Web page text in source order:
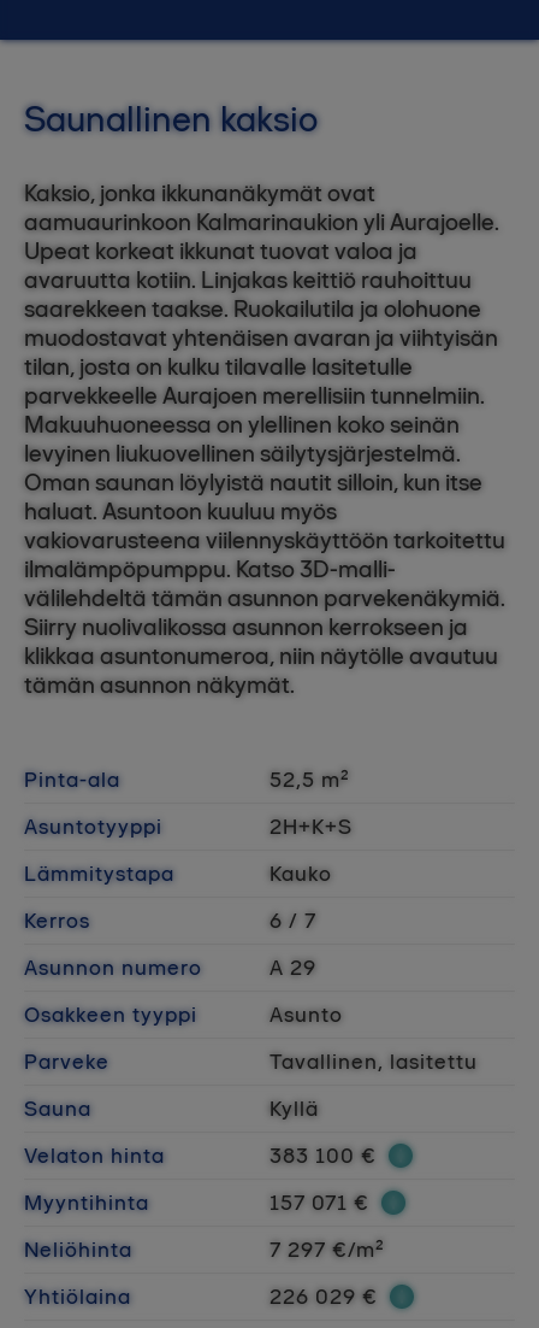
Saunallinen kaksio
Kaksio, jonka ikkunanäkymät ovat
aamuaurinkoon Kalmarinaukion yli Aurajoelle.
Upeat korkeat ikkunat tuovat valoa ja
avaruutta kotiin. Linjakas keittiö rauhoittuu
saarekkeen taakse. Ruokailutila ja olohuone
muodostavat yhtenäisen avaran ja viihtyisän
tilan, josta on kulku tilavalle lasitetulle
parvekkeelle Aurajoen merellisiin tunnelmiin.
Makuuhuoneessa on ylellinen koko seinän
levyinen liukuovellinen säilytysjärjestelmä.
Oman saunan löylyistä nautit silloin, kun itse
haluat. Asuntoon kuuluu myös
vakiovarusteena viilennyskäyttöön tarkoitettu
ilmalämpöpumppu. Katso 3D-malli-
välilehdeltä tämän asunnon parvekenäkymiä.
Siirry nuolivalikossa asunnon kerrokseen ja
klikkaa asuntonumeroa, niin näytölle avautuu
tämän asunnon näkymät.
Pinta-ala
52,5 m²
Asuntotyyppi
2H+K+S
Lämmitystapa
Kauko
Kerros
6 / 7
Asunnon numero
A 29
Osakkeen tyyppi
Asunto
Parveke
Tavallinen, lasitettu
Sauna
Kyllä
Velaton hinta
383 100 €
Myyntihinta
157 071 €
Neliöhinta
7 297 €/m²
Yhtiölaina
226 029 €